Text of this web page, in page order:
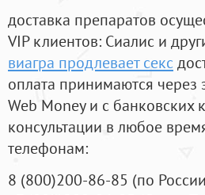
доставка препаратов
VIP клиентов: Сиалис и
виагра продлевает секс
оплата принимаются через
Web Money и с банковских
консультации в любое
телефонам:
8 (800)200-86-85 (по